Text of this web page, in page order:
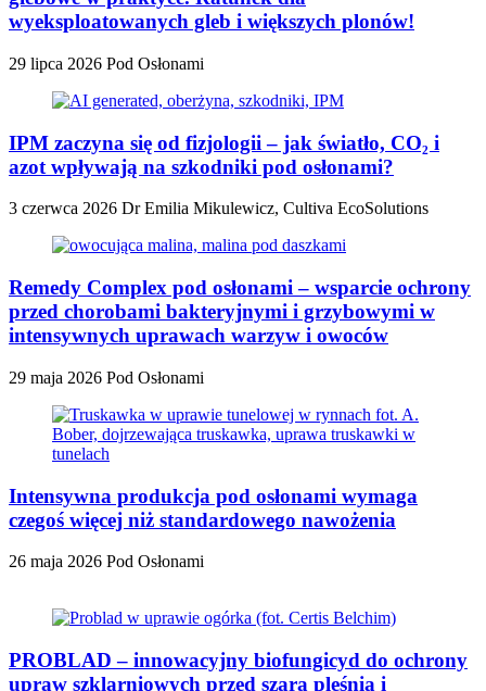
wyeksploatowanych gleb i większych plonów!
29 lipca 2026 Pod Osłonami
IPM zaczyna się od fizjologii – jak światło, CO₂ i
azot wpływają na szkodniki pod osłonami?
3 czerwca 2026 Dr Emilia Mikulewicz, Cultiva EcoSolutions
Remedy Complex pod osłonami – wsparcie ochrony
przed chorobami bakteryjnymi i grzybowymi w
intensywnych uprawach warzyw i owoców
29 maja 2026 Pod Osłonami
Intensywna produkcja pod osłonami wymaga
czegoś więcej niż standardowego nawożenia
26 maja 2026 Pod Osłonami
PROBLAD – innowacyjny biofungicyd do ochrony
upraw szklarniowych przed szarą pleśnią i